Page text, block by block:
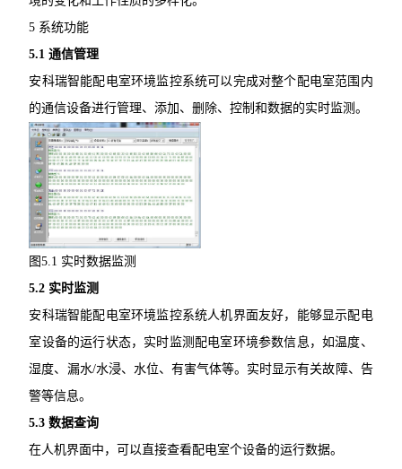
5 系统功能
5.1 通信管理
安科瑞智能配电室环境监控系统可以完成对整个配电室范围内
的通信设备进行管理、添加、删除、控制和数据的实时监测。
图5.1 实时数据监测
5.2 实时监测
安科瑞智能配电室环境监控系统人机界面友好，能够显示配电
室设备的运行状态，实时监测配电室环境参数信息，如温度、
湿度、漏水/水浸、水位、有害气体等。实时显示有关故障、告
警等信息。
5.3 数据查询
在人机界面中，可以直接查看配电室个设备的运行数据。